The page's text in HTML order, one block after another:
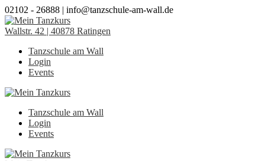
02102 - 26888 | info@tanzschule-am-wall.de
Wallstr. 42 | 40878 Ratingen
Tanzschule am Wall
Login
Events
Tanzschule am Wall
Login
Events